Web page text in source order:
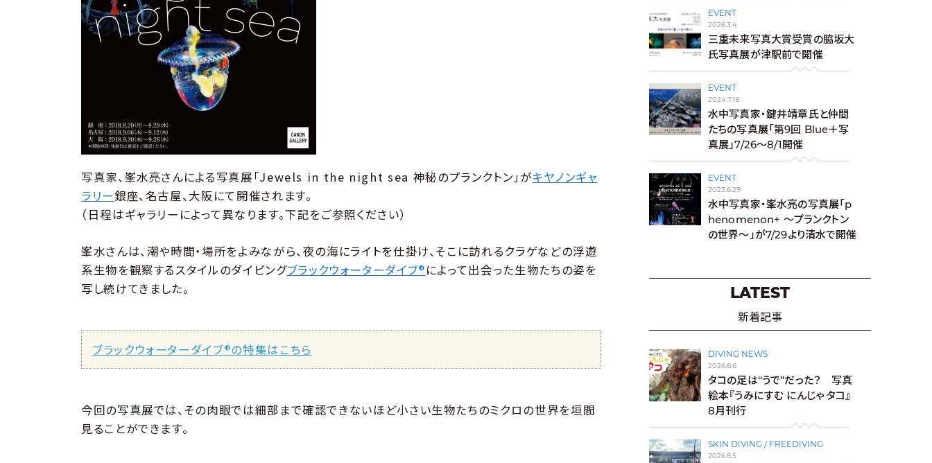
写真家、峯水亮さんによる写真展「Jewels in the night sea 神秘のプランクトン」がキヤノンギャ
ラリー銀座、名古屋、大阪にて開催されます。
（日程はギャラリーによって異なります。下記をご参照ください）
峯水さんは、潮や時間・場所をよみながら、夜の海にライトを仕掛け、そこに訪れるクラゲなどの浮遊
系生物を観察するスタイルのダイビングブラックウォーターダイブ®によって出会った生物たちの姿を
写し続けてきました。
ブラックウォーターダイブ®の特集はこちら
今回の写真展では、その肉眼では細部まで確認できないほど小さい生物たちのミクロの世界を垣間
見ることができます。
EVENT
2026.3.4
三重未来写真大賞受賞の脇坂大
氏写真展が津駅前で開催
EVENT
2024.7.18
水中写真家・鍵井靖章氏と仲間
たちの写真展「第9回 Blue＋写
真展」7/26～8/1開催
EVENT
2023.6.29
水中写真家・峯水亮の写真展「p
henomenon+ ～プランクトン
の世界～」が7/29より清水で開催
LATEST
新着記事
DIVING NEWS
2026.8.6
タコの足は“うで”だった？ 写真
絵本『うみにすむ にんじゃ タコ』
8月刊行
SKIN DIVING / FREEDIVING
2026.8.5